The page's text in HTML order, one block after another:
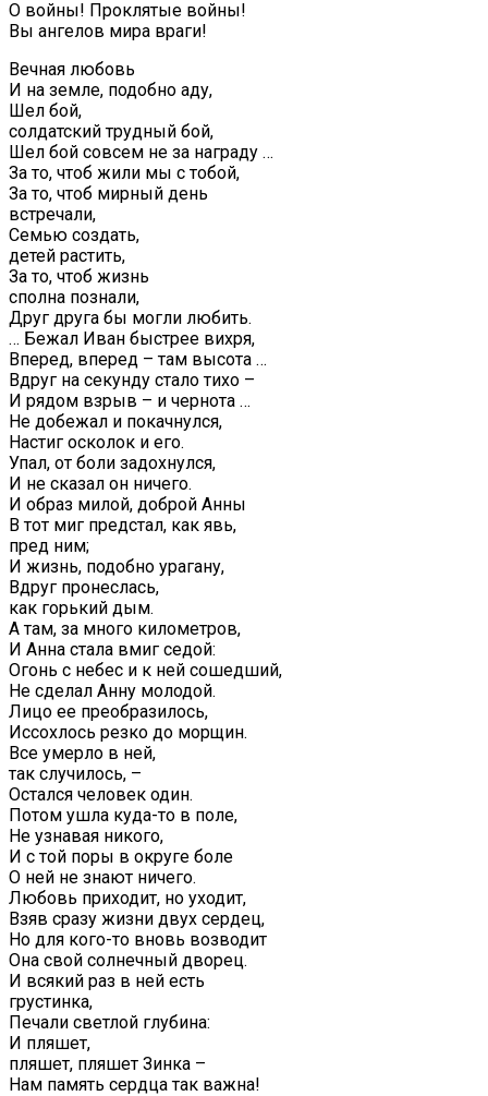
О войны! Проклятые войны!
Вы ангелов мира враги!
Вечная любовь
И на земле, подобно аду,
Шел бой,
солдатский трудный бой,
Шел бой совсем не за награду …
За то, чтоб жили мы с тобой,
За то, чтоб мирный день
встречали,
Семью создать,
детей растить,
За то, чтоб жизнь
сполна познали,
Друг друга бы могли любить.
… Бежал Иван быстрее вихря,
Вперед, вперед – там высота …
Вдруг на секунду стало тихо –
И рядом взрыв – и чернота …
Не добежал и покачнулся,
Настиг осколок и его.
Упал, от боли задохнулся,
И не сказал он ничего.
И образ милой, доброй Анны
В тот миг предстал, как явь,
пред ним;
И жизнь, подобно урагану,
Вдруг пронеслась,
как горький дым.
А там, за много километров,
И Анна стала вмиг седой:
Огонь с небес и к ней сошедший,
Не сделал Анну молодой.
Лицо ее преобразилось,
Иссохлось резко до морщин.
Все умерло в ней,
так случилось, –
Остался человек один.
Потом ушла куда-то в поле,
Не узнавая никого,
И с той поры в округе боле
О ней не знают ничего.
Любовь приходит, но уходит,
Взяв сразу жизни двух сердец,
Но для кого-то вновь возводит
Она свой солнечный дворец.
И всякий раз в ней есть
грустинка,
Печали светлой глубина:
И пляшет,
пляшет, пляшет Зинка –
Нам память сердца так важна!